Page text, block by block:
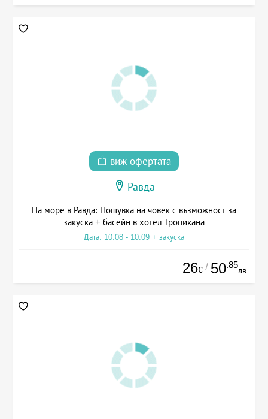
виж офертата
Равда
На море в Равда: Нощувка на човек с възможност за
закуска + басейн в хотел Тропикана
Дата: 10.08 - 10.09 + закуска
26€ / 50.85
лв.